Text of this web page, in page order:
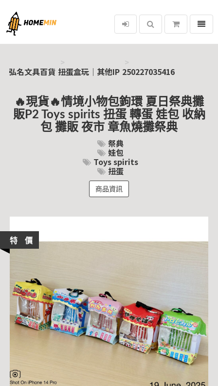
弘名文具百貨
選單
弘名文具百貨 扭蛋盒玩｜其他IP 250227035416
🔥現貨🔥情境小物包鉤環 夏日祭典攤
販P2 Toys spirits 扭蛋 轉蛋 娃包 收納
包 攤販 夜市 章魚燒攤祭典
祭典
娃包
Toys spirits
扭蛋
商品資訊
特 價